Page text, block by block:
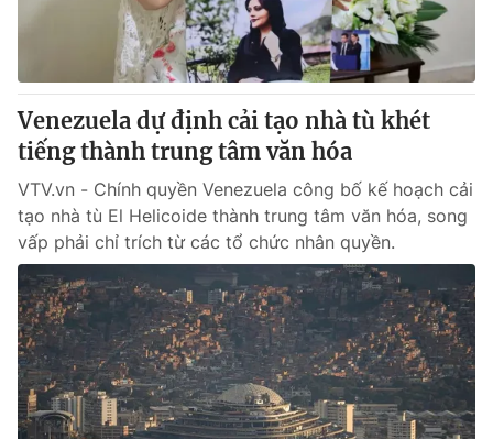
Tư vấn
Lịch phát sóng
Chuyên mục khác
Emagazine Podcast
Photo Infographic
Video Shorts video
VTV Money VTV Thể thao
Venezuela dự định cải tạo nhà tù khét
tiếng thành trung tâm văn hóa
VTV.vn - Chính quyền Venezuela công bố kế hoạch cải
tạo nhà tù El Helicoide thành trung tâm văn hóa, song
vấp phải chỉ trích từ các tổ chức nhân quyền.